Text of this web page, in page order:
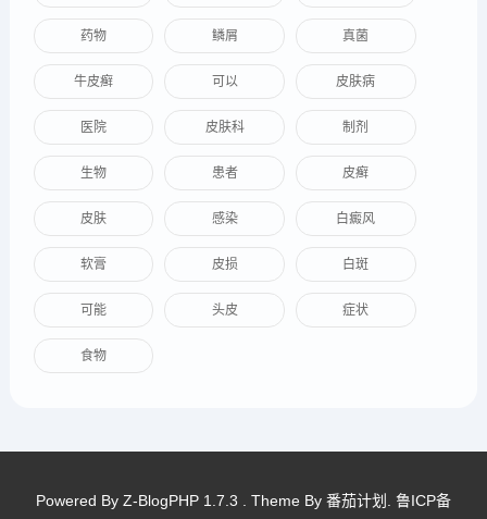
药物 鳞屑 真菌
牛皮癣 可以 皮肤病
医院 皮肤科 制剂
生物 患者 皮癣
皮肤 感染 白癜风
软膏 皮损 白斑
可能 头皮 症状
食物
Powered By Z-BlogPHP 1.7.3 . Theme By 番茄计划 鲁ICP备